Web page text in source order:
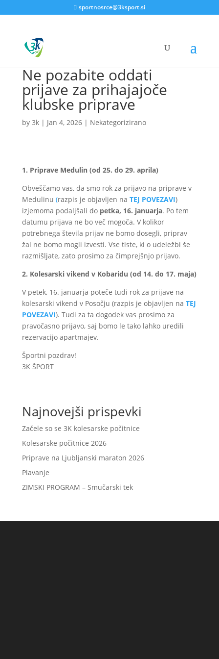
sportnosrce@3ksport.si
Ne pozabite oddati
prijave za prihajajoče
klubske priprave
by 3k| Jan 4, 2026| Nekategorizirano
1. Priprave Medulin (od 25. do 29. aprila)
Obveščamo vas, da smo rok za prijavo na priprave v
Medulinu (razpis je objavljen na TEJ POVEZAVI)
izjemoma podaljšali do petka, 16. januarja. Po tem
datumu prijava ne bo več mogoča. V kolikor
potrebnega števila prijav ne bomo dosegli, priprav
žal ne bomo mogli izvesti. Vse tiste, ki o udeležbi še
razmišljate, zato prosimo za čimprejšnjo prijavo.
2. Kolesarski vikend v Kobaridu (od 14. do 17. maja)
V petek, 16. januarja poteče tudi rok za prijave na
kolesarski vikend v Posočju (razpis je objavljen na TEJ
POVEZAVI). Tudi za ta dogodek vas prosimo za
pravočasno prijavo, saj bomo le tako lahko uredili
rezervacijo apartmajev.
Športni pozdrav!
3K ŠPORT
Najnovejši prispevki
Začele so se 3K kolesarske počitnice
Kolesarske počitnice 2026
Priprave na Ljubljanski maraton 2026
Plavanje
ZIMSKI PROGRAM – Smučarski tek